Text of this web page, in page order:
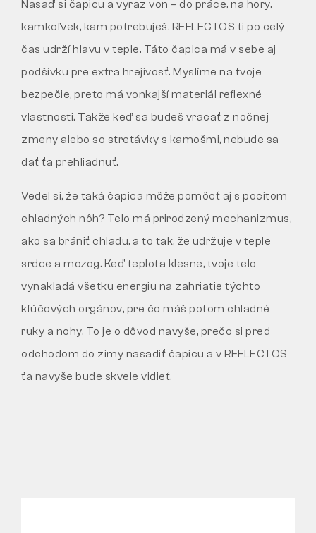
Nasaď si čapicu a vyraz von – do práce, na hory,
kamkoľvek, kam potrebuješ. REFLECTOS ti po celý
čas udrží hlavu v teple. Táto čapica má v sebe aj
podšívku pre extra hrejivosť. Myslíme na tvoje
bezpečie, preto má vonkajší materiál reflexné
vlastnosti. Takže keď sa budeš vracať z nočnej
zmeny alebo so stretávky s kamošmi, nebude sa
dať ťa prehliadnuť.
Vedel si, že taká čapica môže pomôcť aj s pocitom
chladných nôh? Telo má prirodzený mechanizmus,
ako sa brániť chladu, a to tak, že udržuje v teple
srdce a mozog. Keď teplota klesne, tvoje telo
vynakladá všetku energiu na zahriatie týchto
kľúčových orgánov, pre čo máš potom chladné
ruky a nohy. To je o dôvod navyše, prečo si pred
odchodom do zimy nasadiť čapicu a v REFLECTOS
ťa navyše bude skvele vidieť.